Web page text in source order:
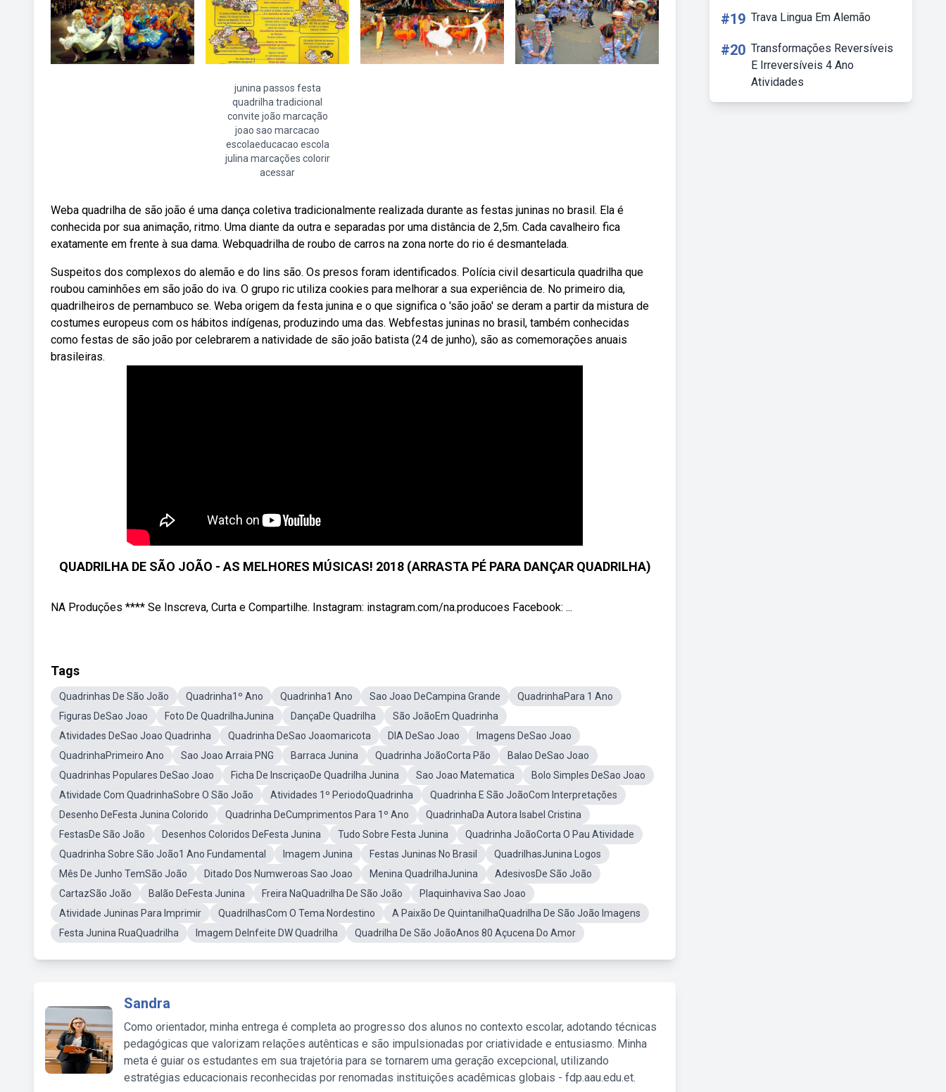
junina passos festa
quadrilha tradicional
convite joão marcação
joao sao marcacao
escolaeducacao escola
julina marcações colorir
acessar
Weba quadrilha de são joão é uma dança coletiva tradicionalmente realizada durante as festas juninas no brasil. Ela é
conhecida por sua animação, ritmo. Uma diante da outra e separadas por uma distância de 2,5m. Cada cavalheiro fica
exatamente em frente à sua dama. Webquadrilha de roubo de carros na zona norte do rio é desmantelada.
Suspeitos dos complexos do alemão e do lins são. Os presos foram identificados. Polícia civil desarticula quadrilha que
roubou caminhões em são joão do iva. O grupo ric utiliza cookies para melhorar a sua experiência de. No primeiro dia,
quadrilheiros de pernambuco se. Weba origem da festa junina e o que significa o 'são joão' se deram a partir da mistura de
costumes europeus com os hábitos indígenas, produzindo uma das. Webfestas juninas no brasil, também conhecidas
como festas de são joão por celebrarem a natividade de são joão batista (24 de junho), são as comemorações anuais
brasileiras.
QUADRILHA DE SÃO JOÃO - AS MELHORES MÚSICAS! 2018 (ARRASTA PÉ PARA DANÇAR QUADRILHA)
NA Produções **** Se Inscreva, Curta e Compartilhe. Instagram: instagram.com/na.producoes Facebook: ...
Tags
Quadrinhas De São João Quadrinha1º Ano Quadrinha1 Ano Sao Joao DeCampina Grande
QuadrinhaPara 1 Ano
Figuras DeSao Joao
Foto De QuadrilhaJunina DançaDe Quadrilha
São JoãoEm Quadrinha
Atividades DeSao Joao Quadrinha
Quadrinha DeSao Joaomaricota DIA DeSao Joao
Imagens DeSao Joao
QuadrinhaPrimeiro Ano
Sao Joao Arraia PNG Barraca Junina Quadrinha JoãoCorta Pão
Balao DeSao Joao
Quadrinhas Populares DeSao Joao
Ficha De InscriçaoDe Quadrilha Junina Sao Joao Matematica
Bolo Simples DeSao Joao
Atividade Com QuadrinhaSobre O São João
Atividades 1º PeriodoQuadrinha
Quadrinha E São JoãoCom Interpretações
Desenho DeFesta Junina Colorido
Quadrinha DeCumprimentos Para 1º Ano
QuadrinhaDa Autora Isabel Cristina
FestasDe São João
Desenhos Coloridos DeFesta Junina Tudo Sobre Festa Junina
Quadrinha JoãoCorta O Pau Atividade
Quadrinha Sobre São João1 Ano Fundamental
Imagem Junina Festas Juninas No Brasil
QuadrilhasJunina Logos
Mês De Junho TemSão João
Ditado Dos Numweroas Sao Joao Menina QuadrilhaJunina
AdesivosDe São João
CartazSão João
Balão DeFesta Junina Freira NaQuadrilha De São João
Plaquinhaviva Sao Joao
Atividade Juninas Para Imprimir
QuadrilhasCom O Tema Nordestino
A Paixão De QuintanilhaQuadrilha De São João Imagens
Festa Junina RuaQuadrilha
Imagem DeInfeite DW Quadrilha Quadrilha De São JoãoAnos 80 Açucena Do Amor
Sandra
Como orientador, minha entrega é completa ao progresso dos alunos no contexto escolar, adotando técnicas
pedagógicas que valorizam relações autênticas e são impulsionadas por criatividade e entusiasmo. Minha
meta é guiar os estudantes em sua trajetória para se tornarem uma geração excepcional, utilizando
estratégias educacionais reconhecidas por renomadas instituições acadêmicas globais - fdp.aau.edu.et.
#19 Trava Lingua Em Alemão
#20 Transformações Reversíveis
E Irreversíveis 4 Ano
Atividades